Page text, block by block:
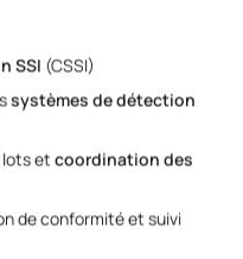
SSI (CSSI)
systèmes de détection
et coordination des
de conformité et suivi